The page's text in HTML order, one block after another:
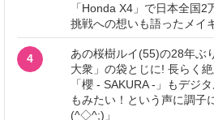
「Honda X4」で日本全国
挑戦への想いも語ったメイ
4
あの桜樹ルイ(55)の28年ぶ
大衆」の袋とじに! 長らく
「櫻 - SAKURA -」もデジ
もみたい！という声に調子
(^◇^;)」